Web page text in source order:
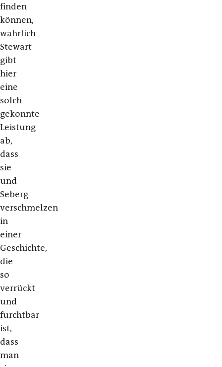
finden
können,
wahrlich
Stewart
gibt
hier
eine
solch
gekonnte
Leistung
ab,
dass
sie
und
Seberg
verschmelzen
in
einer
Geschichte,
die
so
verrückt
und
furchtbar
ist,
dass
man